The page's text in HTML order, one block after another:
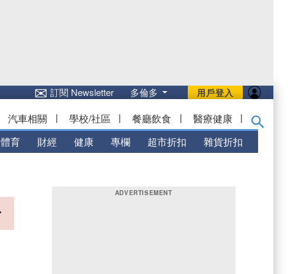
用戶登入
✉訂閱 Newsletter 多倫多
汽車相關 | 學校/社區 | 餐廳飲食 | 醫療健康 |
體育 財經 健康 專欄 超市折扣 雜貨折扣